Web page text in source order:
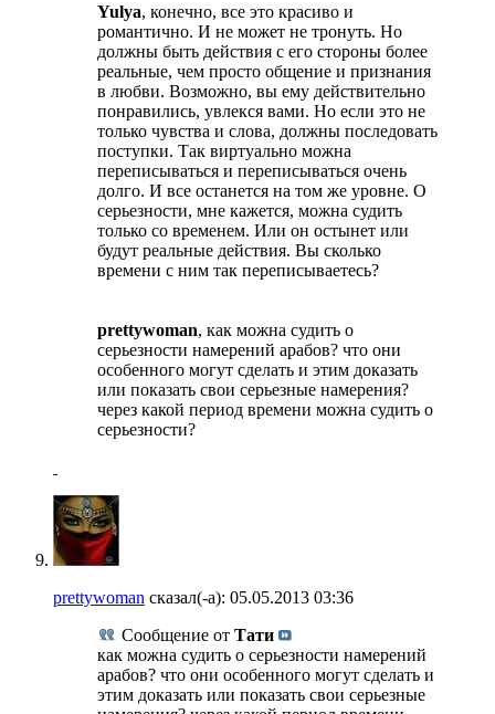
Yulya, конечно, все это красиво и
романтично. И не может не тронуть. Но
должны быть действия с его стороны более
реальные, чем просто общение и признания
в любви. Возможно, вы ему действительно
понравились, увлекся вами. Но если это не
только чувства и слова, должны последовать
поступки. Так виртуально можна
переписываться и переписываться очень
долго. И все останется на том же уровне. О
серьезности, мне кажется, можна судить
только со временем. Или он остынет или
будут реальные действия. Вы сколько
времени с ним так переписываетесь?
prettywoman, как можна судить о
серьезности намерений арабов? что они
особенного могут сделать и этим доказать
или показать свои серьезные намерения?
через какой период времени можна судить о
серьезности?
prettywoman сказал(-а): 05.05.2013 03:36
Сообщение от Тати
как можна судить о серьезности намерений
арабов? что они особенного могут сделать и
этим доказать или показать свои серьезные